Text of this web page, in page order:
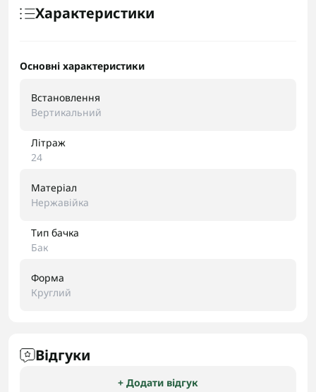
Характеристики
Основні характеристики
Встановлення
Вертикальний
Літраж
24
Матеріал
Нержавійка
Тип бачка
Бак
Форма
Круглий
Відгуки
+ Додати відгук